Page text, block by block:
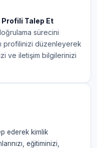
Profili Talep Et
sürecini
profilinizi düzenleyerek
ve iletişim bilgilerinizi
ederek kimlik
eğitiminizi,